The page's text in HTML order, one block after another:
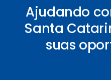
Ajudando
Santa
suas